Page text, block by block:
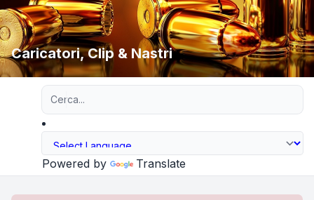
Caricatori, Clip & Nastri
Powered by Translate